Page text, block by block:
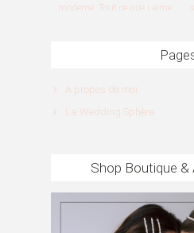
A propos de moi
La Wedding Sphère
Shop Boutique